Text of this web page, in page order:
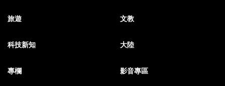
旅遊 文教
科技新知 大陸
專欄 影音專區